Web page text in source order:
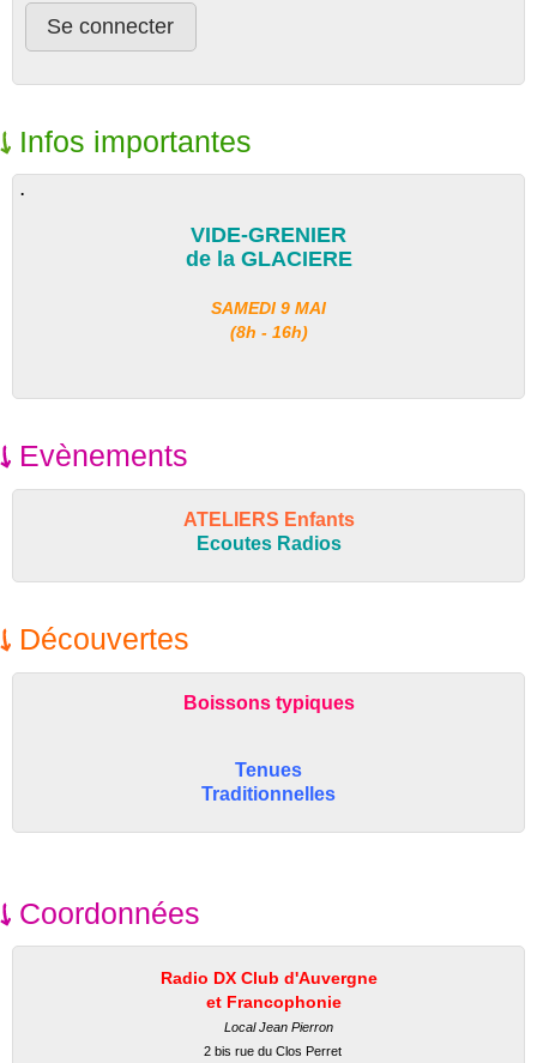
Infos importantes
.
VIDE-GRENIER
de la GLACIERE
SAMEDI 9 MAI
(8h - 16h)
Evènements
ATELIERS Enfants
Ecoutes Radios
Découvertes
Boissons typiques
Tenues
Traditionnelles
Coordonnées
Radio DX Club d'Auvergne
et Francophonie
Local Jean Pierron
2 bis rue du Clos Perret